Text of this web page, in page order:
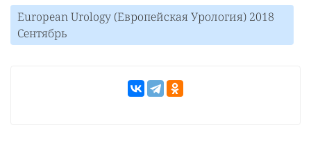
European Urology (Европейская Урология) 2018
Сентябрь